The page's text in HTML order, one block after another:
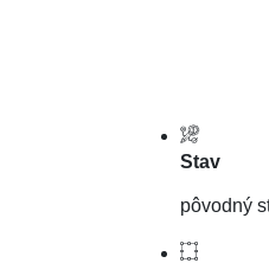
Stav
pôvodný